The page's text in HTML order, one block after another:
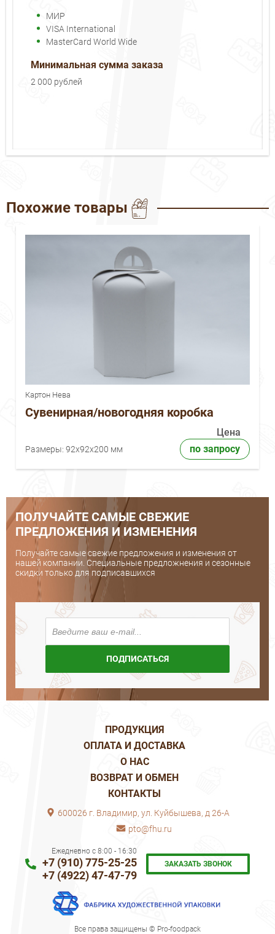
МИР
VISA International
MasterCard World Wide
Минимальная сумма заказа
2 000 рублей
Похожие товары
Картон Нева
Сувенирная/новогодняя коробка
Цена
Размеры: 92x92x200 мм по запросу
ПОЛУЧАЙТЕ САМЫЕ СВЕЖИЕ
ПРЕДЛОЖЕНИЯ И ИЗМЕНЕНИЯ
Получайте самые свежие предложения и изменения от
нашей компании. Специальные предложнения и сезонные
скидки только для подписавшихся
ПОДПИСАТЬСЯ
ПРОДУКЦИЯ
ОПЛАТА И ДОСТАВКА
О НАС
ВОЗВРАТ И ОБМЕН
КОНТАКТЫ
600026 г. Владимир, ул. Куйбышева, д 26-А
pto@fhu.ru
Ежедневно с 8:00 - 16:30
+7 (910) 775-25-25
+7 (4922) 47-47-79
ЗАКАЗАТЬ ЗВОНОК
Все права защищены © Pro-foodpack